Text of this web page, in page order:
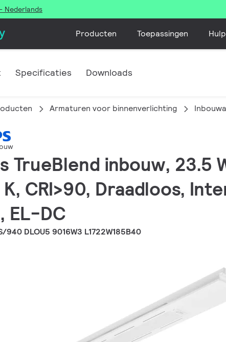
Nederlands
Producten Toepassingen
Specificaties Downloads
Armaturen voor binnenverlichting
TrueBlend inbouw, 23.5
CRI>90, Draadloos,
EL-DC
940 DLOU5 9016W3 L1722W185B40